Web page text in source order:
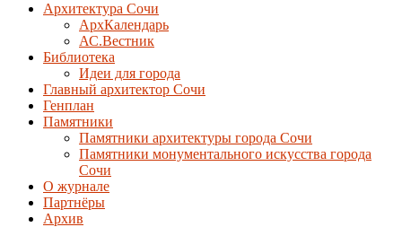
Архитектура Сочи
АрхКалендарь
АС.Вестник
Библиотека
Идеи для города
Главный архитектор Сочи
Генплан
Памятники
Памятники архитектуры города Сочи
Памятники монументального искусства города
Сочи
О журнале
Партнёры
Архив